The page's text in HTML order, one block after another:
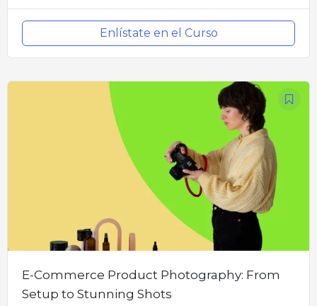
Enlístate en el Curso
E-Commerce Product Photography: From
Setup to Stunning Shots